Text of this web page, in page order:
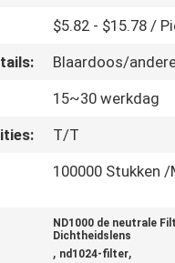
$5.82 - $15.78 /
Blaardoos/
15~30 werkdag
T/T
100000 Stukken
ND1000 de neutrale
Dichtheidslens
, nd1024-filter,